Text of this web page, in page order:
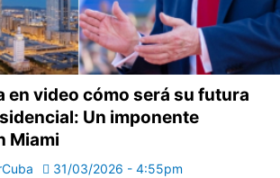
en video cómo será su futura
Un imponente
Miami
31/03/2026 - 4:55pm